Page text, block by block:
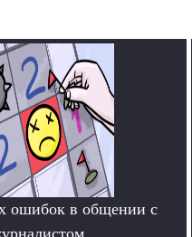
ошибок в общении с